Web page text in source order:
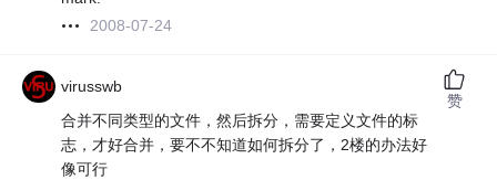
2008-07-24
virusswb
合并不同类型的文件，然后拆分，需要定义文件的标
志，才好合并，要不不知道如何拆分了，2楼的办法好
像可行
赞